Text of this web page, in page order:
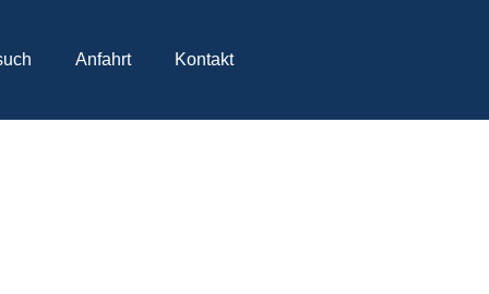
Anfahrt Kontakt